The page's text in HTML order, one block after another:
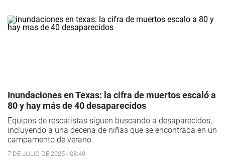
Inundaciones en Texas: la cifra de muertos escaló a
80 y hay más de 40 desaparecidos
Equipos de rescatistas siguen buscando a desaparecidos,
incluyendo a una decena de niñas que se encontraba en un
campamento de verano.
7 DE JULIO DE 2025 - 08:49